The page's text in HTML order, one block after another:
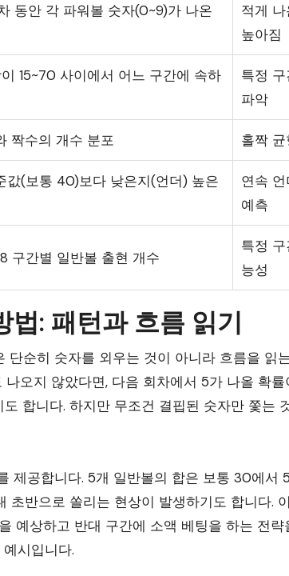
동안 각 파워볼 숫자(0~9)가 나온
적게
높아짐
15~70 사이에서 어느 구간에 속하
특정
파악
짝수의 개수 분포 홀짝
값(보통 40)보다 낮은지(언더) 높은
연속
예측
구간별 일반볼 출현 개수
특정
능성
법: 패턴과 흐름 읽기
단순히 숫자를 외우는 것이 아니라 흐름을 읽
오지 않았다면, 다음 회차에서 5가 나올 확
도 합니다. 하지만 무조건 결핍된 숫자만 쫓는
제공합니다. 5개 일반볼의 합은 보통 30에서
반으로 쏠리는 현상이 발생하기도 합니다.
예상하고 반대 구간에 소액 베팅을 하는 전
시입니다.